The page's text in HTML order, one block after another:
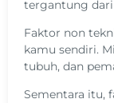
tergantung
Faktor non
kamu sendiri.
tubuh, dan
Sementara itu,